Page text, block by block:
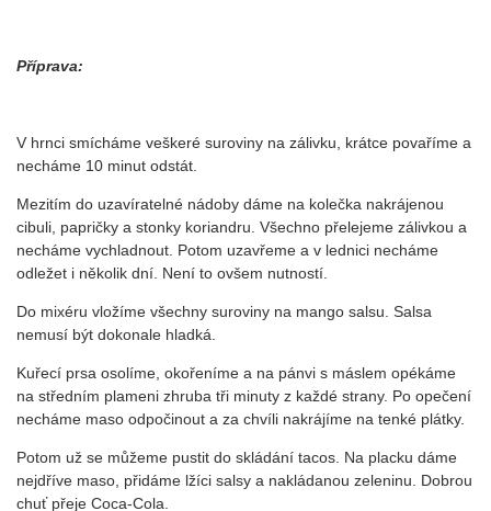
Příprava:
V hrnci smícháme veškeré suroviny na zálivku, krátce povaříme a
necháme 10 minut odstát.
Mezitím do uzavíratelné nádoby dáme na kolečka nakrájenou
cibuli, papričky a stonky koriandru. Všechno přelejeme zálivkou a
necháme vychladnout. Potom uzavřeme a v lednici necháme
odležet i několik dní. Není to ovšem nutností.
Do mixéru vložíme všechny suroviny na mango salsu. Salsa
nemusí být dokonale hladká.
Kuřecí prsa osolíme, okořeníme a na pánvi s máslem opékáme
na středním plameni zhruba tři minuty z každé strany. Po opečení
necháme maso odpočinout a za chvíli nakrájíme na tenké plátky.
Potom už se můžeme pustit do skládání tacos. Na placku dáme
nejdříve maso, přidáme lžíci salsy a nakládanou zeleninu. Dobrou
chuť přeje Coca-Cola.